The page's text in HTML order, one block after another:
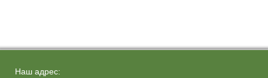
Наш адрес: